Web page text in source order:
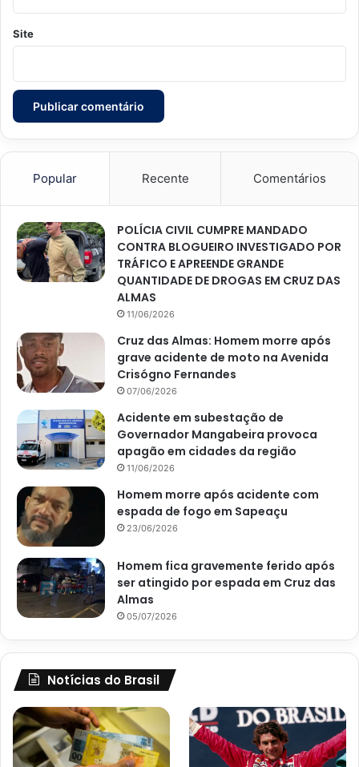
Site
Popular Recente Comentários
POLÍCIA CIVIL CUMPRE MANDADO
CONTRA BLOGUEIRO INVESTIGADO POR
TRÁFICO E APREENDE GRANDE
QUANTIDADE DE DROGAS EM CRUZ DAS
ALMAS
11/06/2026
Cruz das Almas: Homem morre após
grave acidente de moto na Avenida
Crisógno Fernandes
07/06/2026
Acidente em subestação de
Governador Mangabeira provoca
apagão em cidades da região
11/06/2026
Homem morre após acidente com
espada de fogo em Sapeaçu
23/06/2026
Homem fica gravemente ferido após
ser atingido por espada em Cruz das
Almas
05/07/2026
Notícias do Brasil